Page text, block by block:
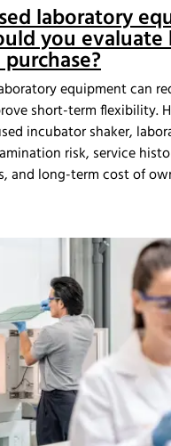
laboratory
you evaluate
equipment can
short-term flexibility.
incubator shaker,
risk, service
and long-term cost of